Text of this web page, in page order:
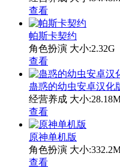
查看
帕斯卡契约
角色扮演 大小:2.32G
查看
蛊惑的幼虫安卓汉化
经营养成 大小
查看
原神单机版
角色扮演 大小
查看